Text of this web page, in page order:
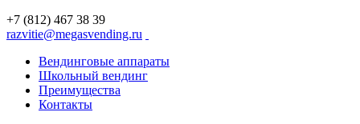
+7 (812) 467 38 39
razvitie@megasvending.ru
Вендинговые аппараты
Школьный вендинг
Преимущества
Контакты